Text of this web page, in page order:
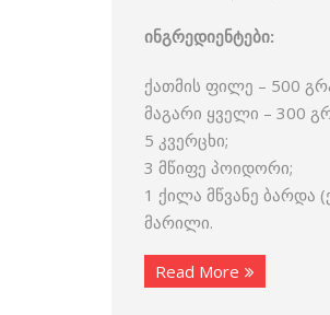
ინგრედიენტები:
ქათმის ფილე – 500
მაგარი ყველი – 300
5 კვერცხი;
3 მწიფე პოიდორი;
1 ქილა მწვანე ბარდა
მარილი.
Read More